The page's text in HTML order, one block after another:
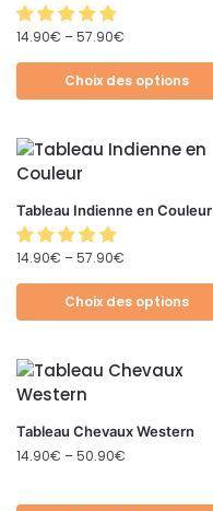
14.90€ –57.90€
Choix des options
Tableau Indienne en Couleur
14.90€ –57.90€
Choix des options
Tableau Chevaux Western
14.90€ –50.90€